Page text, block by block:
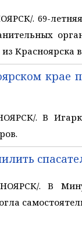
. 69-летняя
Красноярска
крае
. В
. В